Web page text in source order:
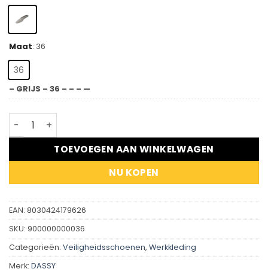
Maat: 36
36
– GRIJS – 36 – – – —
Tech Soft - Inlegzool aantal
TOEVOEGEN AAN WINKELWAGEN
NU KOPEN
EAN: 8030424179626
SKU: 900000000036
Categorieën: Veiligheidsschoenen, Werkkleding
Merk: DASSY